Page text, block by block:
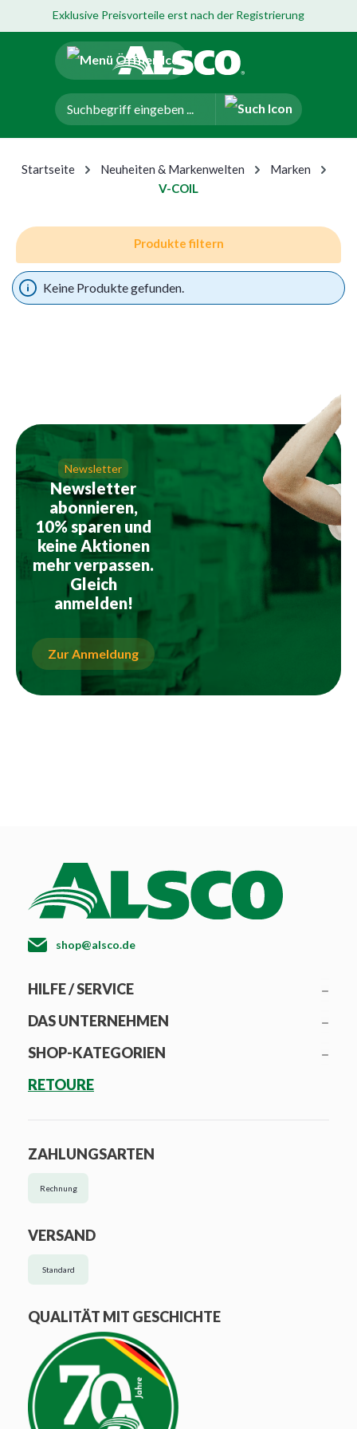
Hauptinhalt springen
Zur Navigation der B2B-Plattform springen
Exklusive Preisvorteile erst nach der Registrierung
Startseite Neuheiten & Markenwelten
Marken
V-COIL
Produkte filtern
Keine Produkte gefunden.
Newsletter
Newsletter
abonnieren,
10% sparen und
keine Aktionen
mehr verpassen.
Gleich
anmelden!
Zur Anmeldung
shop@alsco.de
HILFE / SERVICE
DAS UNTERNEHMEN
SHOP-KATEGORIEN
RETOURE
ZAHLUNGSARTEN
Rechnung
VERSAND
Standard
QUALITÄT MIT GESCHICHTE